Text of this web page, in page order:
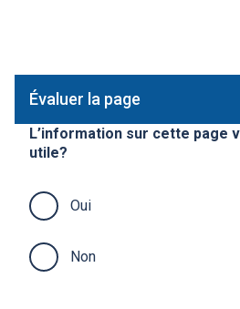
Évaluer la page
L’information sur cette page
utile?
Oui
Non